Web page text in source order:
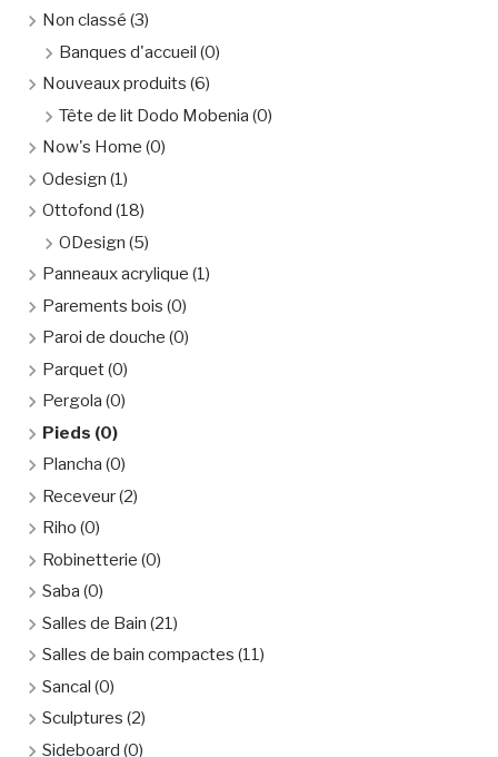
Non classé (3)
Banques d'accueil (0)
Nouveaux produits (6)
Tête de lit Dodo Mobenia (0)
Now's Home (0)
Odesign (1)
Ottofond (18)
ODesign (5)
Panneaux acrylique (1)
Parements bois (0)
Paroi de douche (0)
Parquet(0)
Pergola (0)
Pieds (0)
Plancha (0)
Receveur(2)
Riho (0)
Robinetterie (0)
Saba (0)
Salles de Bain (21)
Salles de bain compactes (11)
Sancal (0)
Sculptures (2)
Sideboard (0)